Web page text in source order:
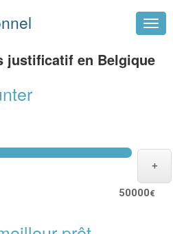
justificatif en Belgique
50000€